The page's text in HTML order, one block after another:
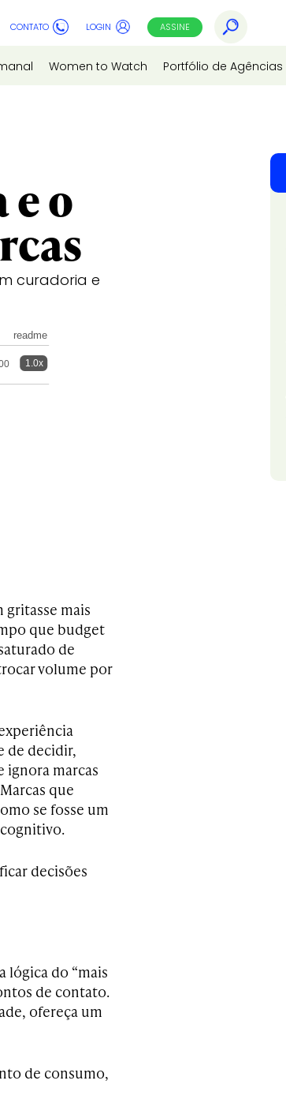
CONTATO LOGIN ASSINE
Women to Watch Portfólio de Agências
e o
curadoria e
readme
1.0x
mais
que budget
de
volume por
de decidir,
ignora marcas
que
se fosse um
decisões
lógica do “mais
de contato.
ofereça um
de consumo,